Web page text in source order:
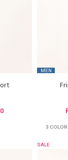
MEN
3 COLOR
SALE